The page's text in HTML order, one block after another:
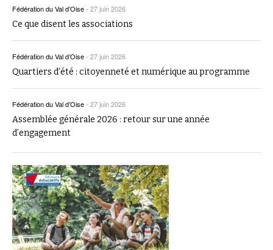
Fédération du Val d’Oise- 27 juin 2026
Ce que disent les associations
Fédération du Val d’Oise- 27 juin 2026
Quartiers d’été : citoyenneté et numérique au programme
Fédération du Val d’Oise- 27 juin 2026
Assemblée générale 2026 : retour sur une année
d’engagement